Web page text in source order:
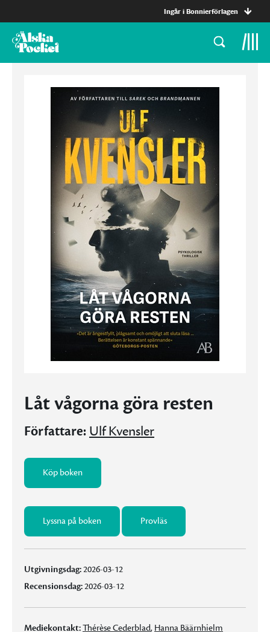
Ingår i Bonnierförlagen
Låt vågorna göra resten
Författare: Ulf Kvensler
Köp boken
Lyssna på boken Provläs
Utgivningsdag:2026-03-12
Recensionsdag:2026-03-12
Mediekontakt:Thérèse Cederblad, Hanna Bäärnhielm